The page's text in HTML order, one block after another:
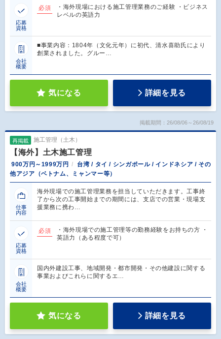
応募
資格
必須
・海外現場における施工管理業務のご経験 ・ビジネス
レベルの英語力
会社
概要
■事業内容：1804年（文化元年）に初代、清水喜助氏により
創業されました。グルー…
気になる 詳細を見る
掲載期間：26/08/06～26/08/19
再掲載 施工管理（土木）
【海外】土木施工管理
900万円～1999万円
台湾 / タイ / シンガポール / インドネシア / その
他アジア（ベトナム、ミャンマー等）
仕事
内容
海外現場での施工管理業務を担当していただきます。工事終
了から次の工事開始までの期間には、支店での営業・現場支
援業務に携わ…
応募
資格
必須
・海外現場での施工管理等の勤務経験をお持ちの方 ・
英語力（ある程度で可）
会社
概要
国内外建設工事、地域開発・都市開発・その他建設に関する
事業およびこれらに関するエ…
気になる 詳細を見る